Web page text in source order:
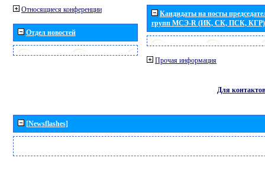
Относящиеся конференции
Отдел новостей
Кандидаты на посты
групп МСЭ-R (ИК, СК, ПСК, КГР)
Прочая информация
Для контактов
[Newsflashes]